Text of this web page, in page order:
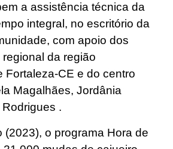
a assistência técnica da
integral, no escritório da
com apoio dos
da região
Fortaleza-CE e do centro
Magalhães, Jordânia
.
(2023), o programa Hora de